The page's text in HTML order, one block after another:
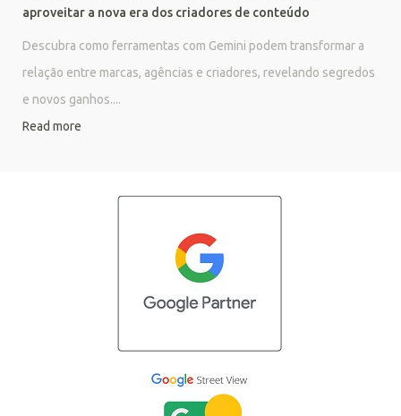
aproveitar a nova era dos criadores de conteúdo
Descubra como ferramentas com Gemini podem transformar a
relação entre marcas, agências e criadores, revelando segredos
e novos ganhos....
Read more